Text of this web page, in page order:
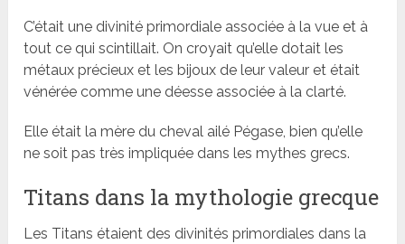
C’était une divinité primordiale associée à la vue et à
tout ce qui scintillait. On croyait qu’elle dotait les
métaux précieux et les bijoux de leur valeur et était
vénérée comme une déesse associée à la clarté.
Elle était la mère du cheval ailé Pégase, bien qu’elle
ne soit pas très impliquée dans les mythes grecs.
Titans dans la mythologie grecque
Les Titans étaient des divinités primordiales dans la